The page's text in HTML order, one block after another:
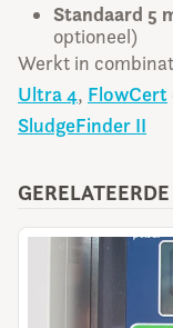
Standaard 5
optioneel)
Werkt in
Ultra 4, FlowCert
SludgeFinder II